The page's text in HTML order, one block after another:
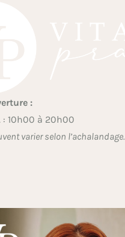
:
: 10h00 à 20h00
varier selon l’achalandage.